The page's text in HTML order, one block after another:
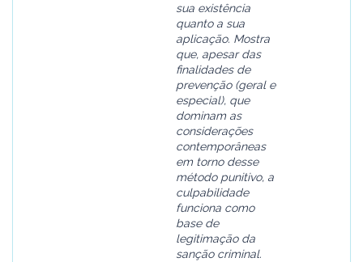
sua existência
quanto a sua
aplicação. Mostra
que, apesar das
finalidades de
prevenção (geral e
especial), que
dominam as
considerações
contemporâneas
em torno desse
método punitivo, a
culpabilidade
funciona como
base de
legitimação da
sanção criminal.